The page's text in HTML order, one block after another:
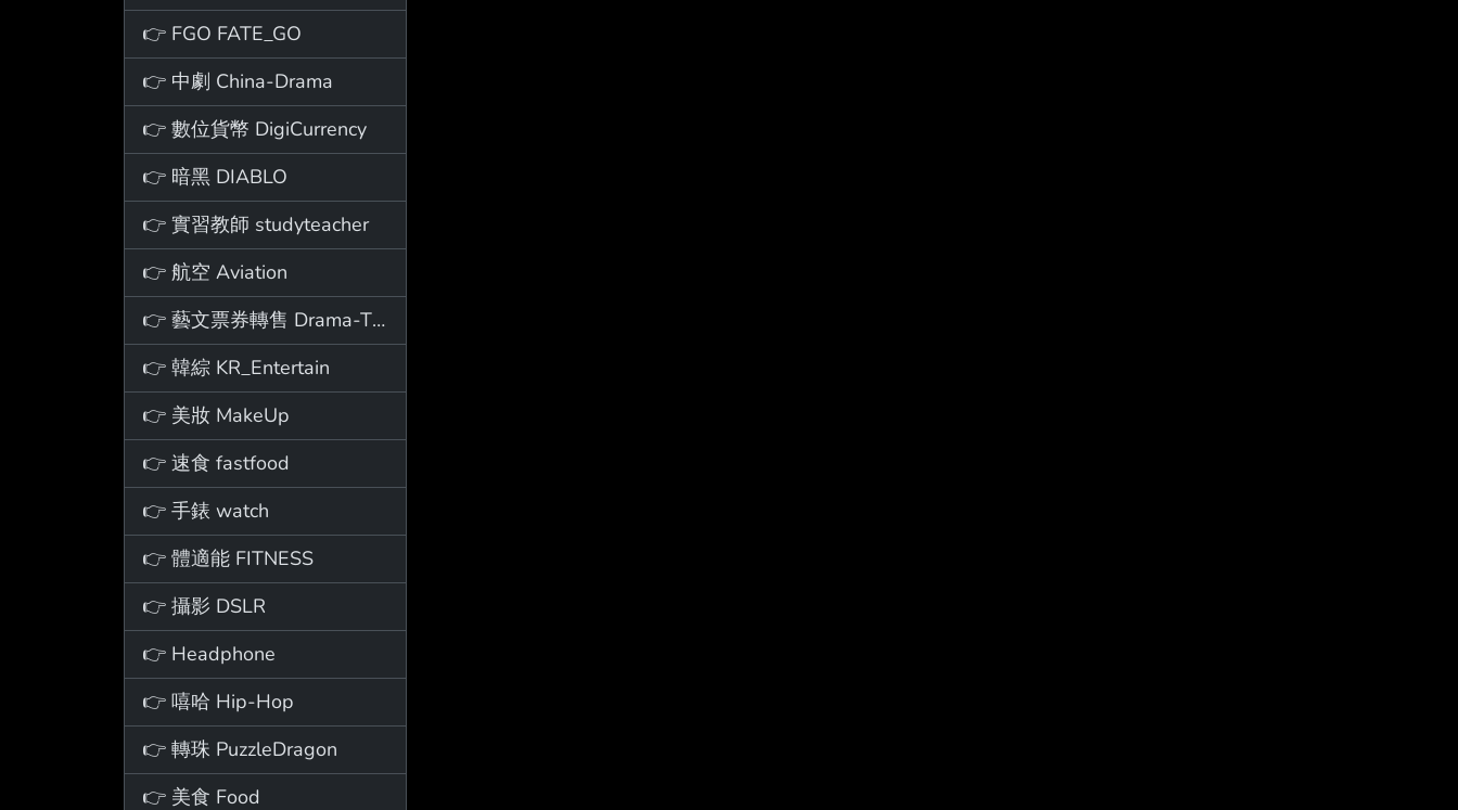
👉 FGO FATE_GO
👉 中劇 China-Drama
👉 數位貨幣 DigiCurrency
👉 暗黑 DIABLO
👉 實習教師 studyteacher
👉 航空 Aviation
👉 藝文票券轉售 Drama-Ticket
👉 韓綜 KR_Entertain
👉 美妝 MakeUp
👉 速食 fastfood
👉 手錶 watch
👉 體適能 FITNESS
👉 攝影 DSLR
👉 Headphone
👉 嘻哈 Hip-Hop
👉 轉珠 PuzzleDragon
👉 美食 Food